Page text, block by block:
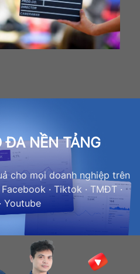
ĐA NỀN TẢNG
cho mọi doanh nghiệp trên
· Tiktok · TMĐT ·
Youtube